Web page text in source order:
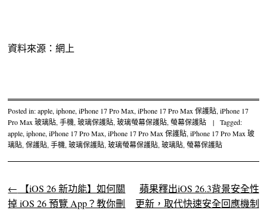
資料來源：網上
Posted in:apple,iphone,iPhone 17 Pro Max,iPhone 17 Pro Max 保護貼,iPhone 17
Pro Max 玻璃貼,手機,玻璃保護貼,玻璃螢幕保護貼,螢幕保護貼 |
Tagged:
apple,iphone,iPhone 17 Pro Max,iPhone 17 Pro Max 保護貼,iPhone 17 Pro Max 玻
璃貼,保護貼,手機,玻璃保護貼,玻璃螢幕保護貼,玻璃貼,螢幕保護貼
Post navigation
← 【iOS 26 新功能】如何關
掉 iOS 26 預覽 App？教你刪
蘋果釋出iOS 26.3背景安全性
更新，取代快速安全回應機制